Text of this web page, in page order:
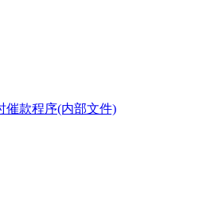
催款程序(内部文件)